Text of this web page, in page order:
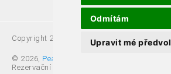
Odmítám
Upravit mé
Copyright 2021 Fede, s.r.o.
© 2026, Pear s.r.o.
Rezervační systémy. All rights reserved.